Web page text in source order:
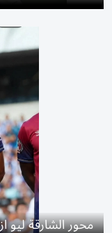
محور الشارقة ليو